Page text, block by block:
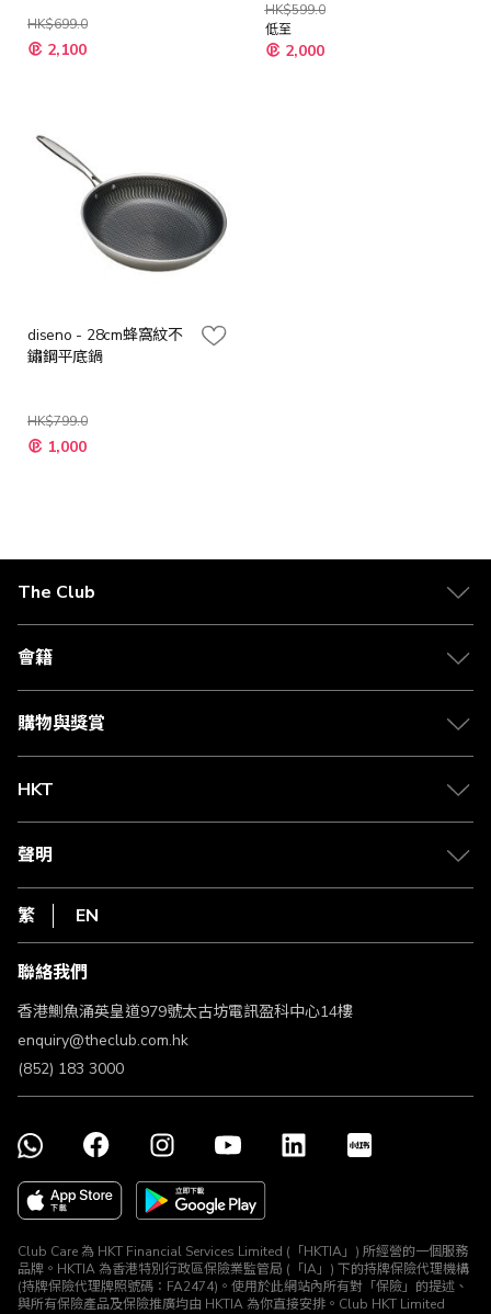
HK$699.0
特
殊 2,100
HK$599.0
低至
2,000
diseno - 28cm蜂窩紋不
鏽鋼平底鍋
HK$799.0
特
殊 1,000
The Club
關於 The Club
合作夥伴
媒體中心
會籍
會籍及專屬禮遇
賺取積分
購物與獎賞
物流與配送
Club Shopping 商品領取站
常見問題
HKT
csl.
1010
HKT
聲明
私隱聲明
使用條款
條款及細則
不歧視及不騷擾聲明
認可牌照及通告
繁 EN
聯絡我們
香港鰂魚涌英皇道979號太古坊電訊盈科中心14樓
enquiry@theclub.com.hk
(852) 183 3000
Club Care 為 HKT Financial Services Limited (「HKTIA」) 所經營的一個服務
品牌。HKTIA 為香港特別行政區保險業監管局 (「IA」) 下的持牌保險代理機構
(持牌保險代理牌照號碼：FA2474)。使用於此網站內所有對「保險」的提述、
與所有保險產品及保險推廣均由 HKTIA 為你直接安排。Club HKT Limited